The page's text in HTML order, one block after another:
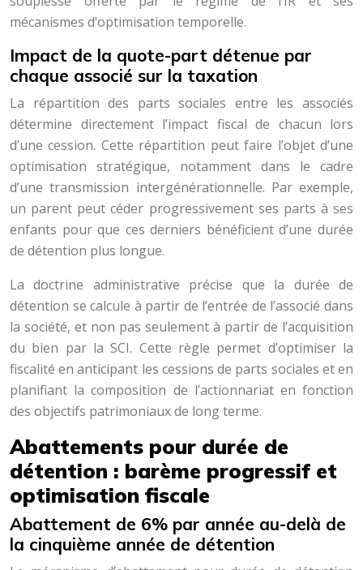
mécanismes d’optimisation temporelle.
Impact de la quote-part détenue par
chaque associé sur la taxation
La répartition des parts sociales entre les associés
détermine directement l’impact fiscal de chacun lors
d’une cession. Cette répartition peut faire l’objet d’une
optimisation stratégique, notamment dans le cadre
d’une transmission intergénérationnelle. Par exemple,
un parent peut céder progressivement ses parts à ses
enfants pour que ces derniers bénéficient d’une durée
de détention plus longue.
La doctrine administrative précise que la durée de
détention se calcule à partir de l’entrée de l’associé dans
la société, et non pas seulement à partir de l’acquisition
du bien par la SCI. Cette règle permet d’optimiser la
fiscalité en anticipant les cessions de parts sociales et en
planifiant la composition de l’actionnariat en fonction
des objectifs patrimoniaux de long terme.
Abattements pour durée de
détention : barème progressif et
optimisation fiscale
Abattement de 6% par année au-delà de
la cinquième année de détention